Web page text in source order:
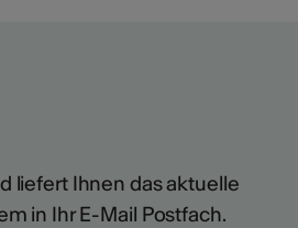
liefert Ihnen das aktuelle
in Ihr E-Mail Postfach.